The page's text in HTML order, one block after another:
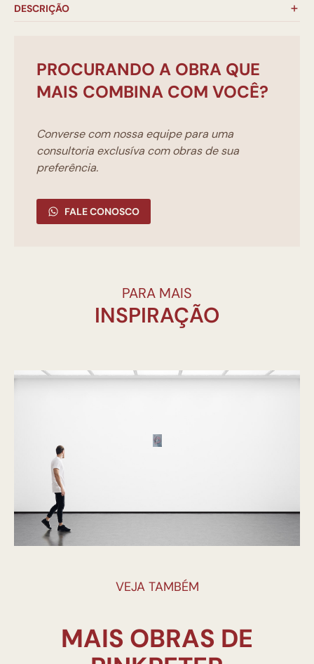
DESCRIÇÃO
PROCURANDO A OBRA QUE
MAIS COMBINA COM VOCÊ?
Converse com nossa equipe para uma
consultoria exclusíva com obras de sua
preferência.
FALE CONOSCO
PARA MAIS
INSPIRAÇÃO
VEJA TAMBÉM
MAIS OBRAS DE